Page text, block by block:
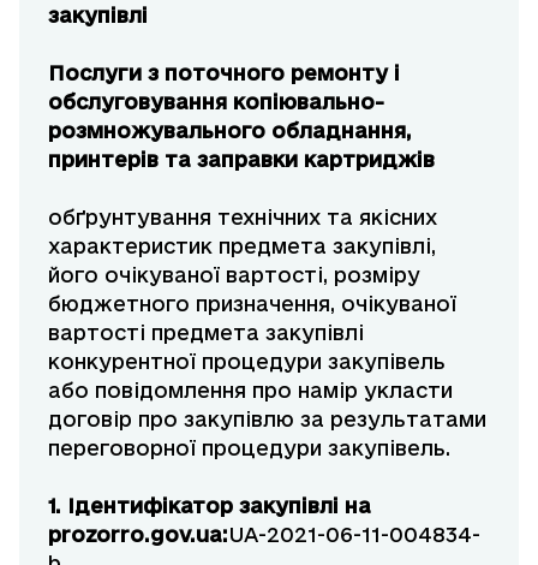
закупівлі
Послуги з поточного ремонту і
обслуговування копіювально-
розмножувального обладнання,
принтерів та заправки картриджів
обґрунтування технічних та якісних
характеристик предмета закупівлі,
його очікуваної вартості, розміру
бюджетного призначення, очікуваної
вартості предмета закупівлі
конкурентної процедури закупівель
або повідомлення про намір укласти
договір про закупівлю за результатами
переговорної процедури закупівель.
1. Ідентифікатор закупівлі на
prozorro.gov.ua:UA-2021-06-11-004834-